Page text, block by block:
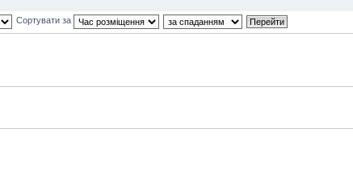
Сортувати за